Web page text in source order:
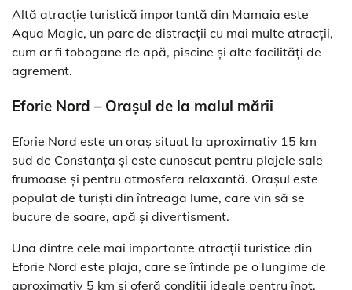
Altă atracție turistică importantă din Mamaia este
Aqua Magic, un parc de distracții cu mai multe atracții,
cum ar fi tobogane de apă, piscine și alte facilități de
agrement.
Eforie Nord – Orașul de la malul mării
Eforie Nord este un oraș situat la aproximativ 15 km
sud de Constanța și este cunoscut pentru plajele sale
frumoase și pentru atmosfera relaxantă. Orașul este
populat de turiști din întreaga lume, care vin să se
bucure de soare, apă și divertisment.
Una dintre cele mai importante atracții turistice din
Eforie Nord este plaja, care se întinde pe o lungime de
aproximativ 5 km și oferă condiții ideale pentru înot,